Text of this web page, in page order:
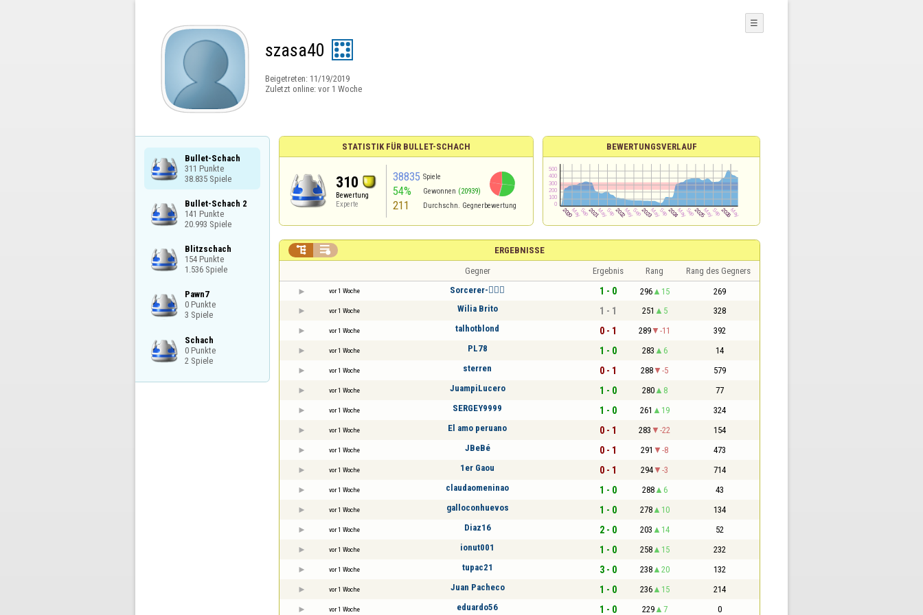
szasa40
Beigetreten: 11/19/2019
Zuletzt online: vor 1 Woche
☰
Bullet-Schach
311 Punkte
38.835 Spiele
Bullet-Schach 2
141 Punkte
20.993 Spiele
Blitzschach
154 Punkte
1.536 Spiele
Pawn7
0 Punkte
3 Spiele
Schach
0 Punkte
2 Spiele
STATISTIK FÜR BULLET-SCHACH
310
Bewertung
Experte
38835 Spiele
54% Gewonnen (20939)
211 Durchschn. Gegnerbewertung
BEWERTUNGSVERLAUF
ERGEBNISSE
 
Gegner Ergebnis Rang Rang des Gegners
vor 1 Woche Sorcerer-🧙🏻‍♂️ 1 - 0 296 15 269
vor 1 Woche Wilia Brito 1 - 1 251 5 328
vor 1 Woche talhotblond 0 - 1 289 -11 392
vor 1 Woche PL78 1 - 0 283 6 14
vor 1 Woche sterren 0 - 1 288 -5 579
vor 1 Woche JuampiLucero 1 - 0 280 8 77
vor 1 Woche SERGEY9999 1 - 0 261 19 324
vor 1 Woche El amo peruano 0 - 1 283 -22 154
vor 1 Woche JBeBé 0 - 1 291 -8 473
vor 1 Woche 1er Gaou 0 - 1 294 -3 714
vor 1 Woche claudaomeninao 1 - 0 288 6 43
vor 1 Woche galloconhuevos 1 - 0 278 10 134
vor 1 Woche Diaz16 2 - 0 203 14 52
vor 1 Woche ionut001 1 - 0 258 15 232
vor 1 Woche tupac21 3 - 0 238 20 132
vor 1 Woche Juan Pacheco 1 - 0 236 15 214
vor 1 Woche eduardo56 1 - 0 229 7 0